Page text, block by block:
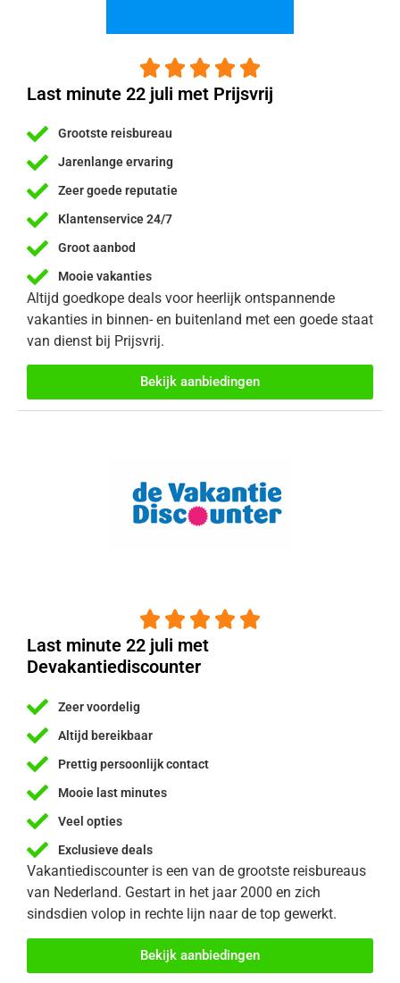
    
Last minute 22 juli met Prijsvrij
Grootste reisbureau
Jarenlange ervaring
Zeer goede reputatie
Klantenservice 24/7
Groot aanbod
Mooie vakanties
Altijd goedkope deals voor heerlijk ontspannende
vakanties in binnen- en buitenland met een goede staat
van dienst bij Prijsvrij.
Bekijk aanbiedingen
    
Last minute 22 juli met
Devakantiediscounter
Zeer voordelig
Altijd bereikbaar
Prettig persoonlijk contact
Mooie last minutes
Veel opties
Exclusieve deals
Vakantiediscounter is een van de grootste reisbureaus
van Nederland. Gestart in het jaar 2000 en zich
sindsdien volop in rechte lijn naar de top gewerkt.
Bekijk aanbiedingen